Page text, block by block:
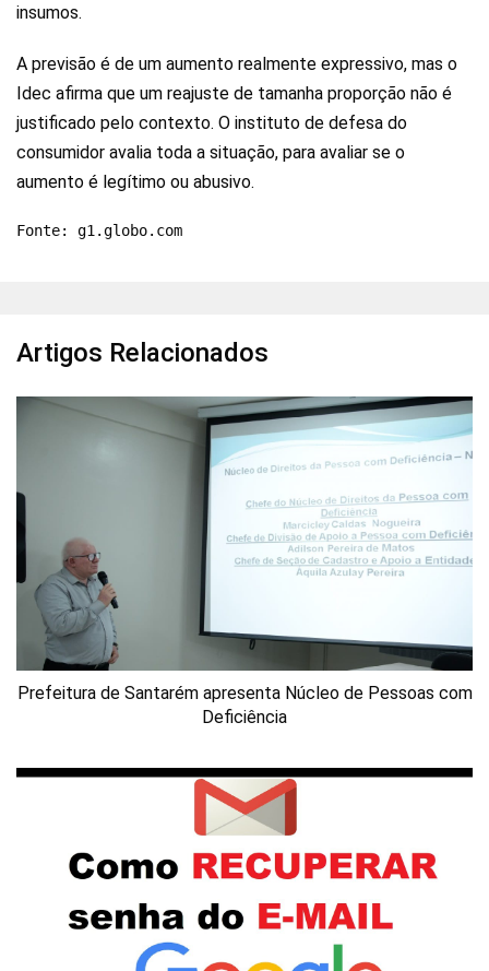
insumos.
A previsão é de um aumento realmente expressivo, mas o
Idec afirma que um reajuste de tamanha proporção não é
justificado pelo contexto. O instituto de defesa do
consumidor avalia toda a situação, para avaliar se o
aumento é legítimo ou abusivo.
Fonte: g1.globo.com
Artigos Relacionados
Prefeitura de Santarém apresenta Núcleo de Pessoas com
Deficiência